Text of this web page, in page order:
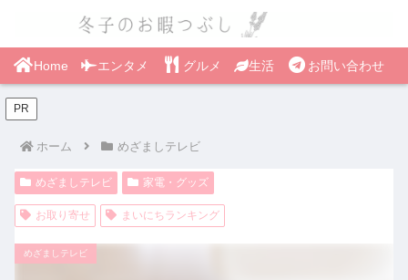
Home エンタメ グルメ 生活 お問い合わせ
PR
ホーム めざましテレビ
めざましテレビ 家電・グッズ
お取り寄せ まいにちランキング
めざましテレビ